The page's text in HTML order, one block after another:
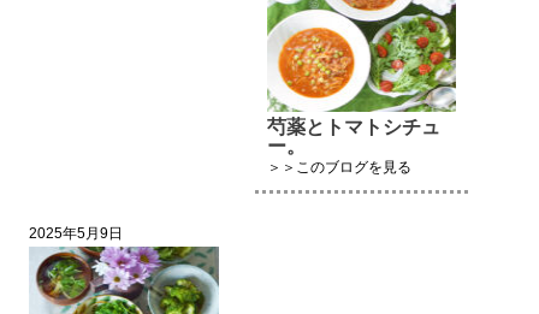
芍薬とトマトシチュ
ー。
＞＞このブログを見る
2025年5月9日